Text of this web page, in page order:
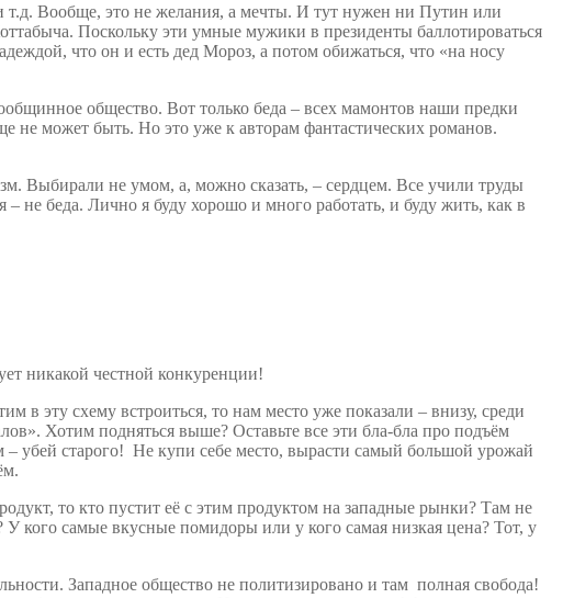
т.д. Вообще, это не желания, а мечты. И тут нужен ни Путин или
Поскольку эти умные мужики в президенты баллотироваться
что он и есть дед Мороз, а потом обижаться, что «на носу
общество. Вот только беда – всех мамонтов наши предки
не может быть. Но это уже к авторам фантастических романов.
Выбирали не умом, а, можно сказать, – сердцем. Все учили труды
не беда. Лично я буду хорошо и много работать, и буду жить, как в
никакой честной конкуренции!
в эту схему встроиться, то нам место уже показали – внизу, среди
Хотим подняться выше? Оставьте все эти бла-бла про подъём
убей старого! Не купи себе место, вырасти самый большой урожай
то кто пустит её с этим продуктом на западные рынки? Там не
кого самые вкусные помидоры или у кого самая низкая цена? Тот, у
Западное общество не политизировано и там полная свобода!